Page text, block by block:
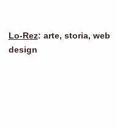
Lo-Rez: arte, storia, web
design